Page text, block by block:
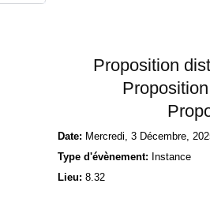
Proposition
Date: Mercredi, 3 Décembre,
Type d'évènement: Instance
Lieu: 8.32